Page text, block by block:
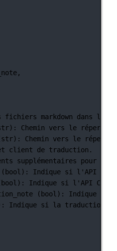
markdown dans le
Chemin vers le
Chemin vers le
client de traduction.
supplémentaires pour la
(bool): Indique si l'API
(bool): Indique si l'API
(bool): Indique si
Indique si la traduction